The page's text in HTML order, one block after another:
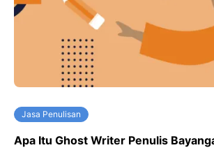
Jasa Penulisan
Apa Itu Ghost Writer Penulis